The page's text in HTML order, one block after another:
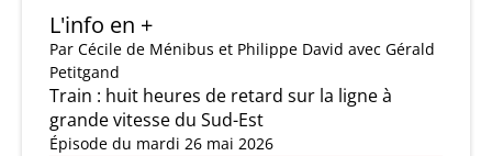
L'info en +
Par Cécile de Ménibus et Philippe David avec Gérald
Petitgand
Train : huit heures de retard sur la ligne à
grande vitesse du Sud-Est
Épisode du mardi 26 mai 2026